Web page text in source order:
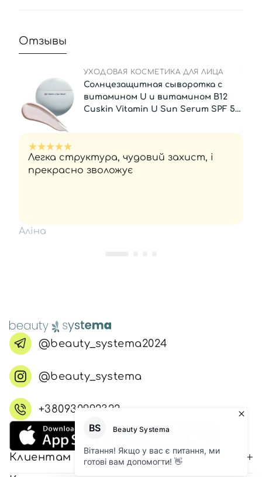
Отзывы
УХОДОВАЯ КОСМЕТИКА ДЛЯ ЛИЦА
Солнцезащитная сыворотка с
витамином U и витамином В12
Cuskin Vitamin U Sun Serum SPF 50,
Легка структура, чудовий захист, і
прекрасно зволожує
Аліна
@beauty_systema2024
@beauty_systema
+380930992322
Клиентам